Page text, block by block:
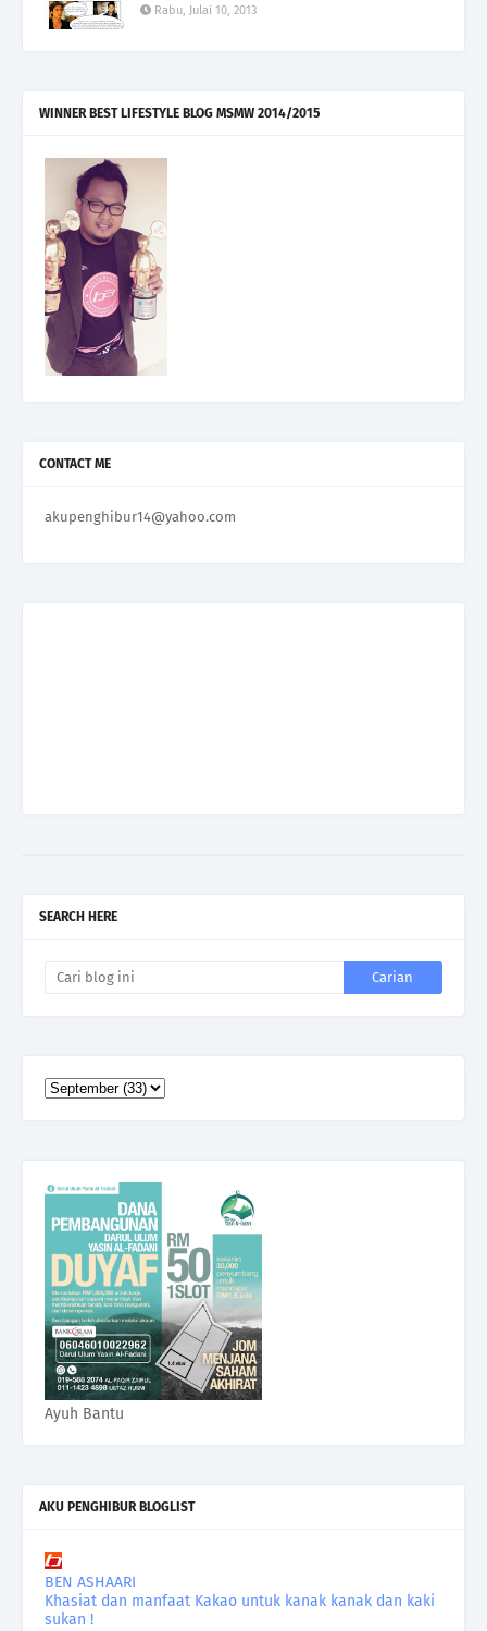
Rabu, Julai 10, 2013
WINNER BEST LIFESTYLE BLOG MSMW 2014/2015
CONTACT ME
akupenghibur14@yahoo.com
SEARCH HERE
Ayuh Bantu
AKU PENGHIBUR BLOGLIST
BEN ASHAARI
Khasiat dan manfaat Kakao untuk kanak kanak dan kaki
sukan !